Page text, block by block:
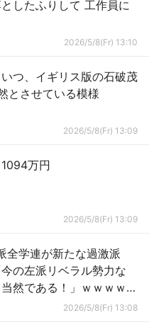
したふりして 工作員に
2026/5/8(Fr) 13:10
つ、イギリス版の石破茂
とさせている模様
2026/5/8(Fr) 13:09
万円
2026/5/8(Fr) 13:09
全学連が新たな過激派
の左派リベラル勢力な
然である！」ｗｗｗｗｗ
2026/5/8(Fr) 13:08